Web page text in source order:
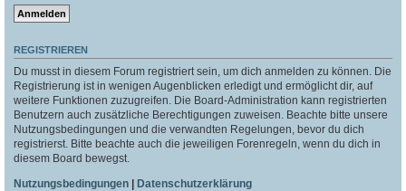
REGISTRIEREN
Du musst in diesem Forum registriert sein, um dich anmelden zu können. Die
Registrierung ist in wenigen Augenblicken erledigt und ermöglicht dir, auf
weitere Funktionen zuzugreifen. Die Board-Administration kann registrierten
Benutzern auch zusätzliche Berechtigungen zuweisen. Beachte bitte unsere
Nutzungsbedingungen und die verwandten Regelungen, bevor du dich
registrierst. Bitte beachte auch die jeweiligen Forenregeln, wenn du dich in
diesem Board bewegst.
Nutzungsbedingungen | Datenschutzerklärung